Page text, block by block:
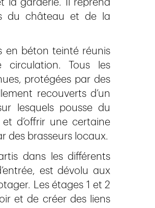
la garderie. Il reprend
du château et de la
en béton teinté réunis
Tous les
protégées par des
recouverts d’un
lesquels pousse du
d’offrir une certaine
des brasseurs locaux.
dans les différents
est dévolu aux
Les étages 1 et 2
et de créer des liens